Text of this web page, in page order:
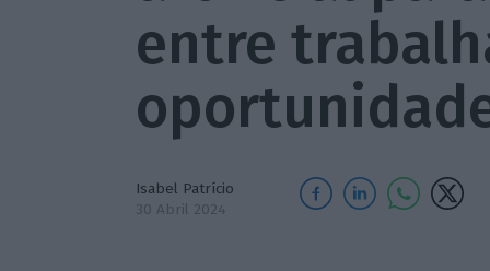
entre
Isabel Patrício
30 Abril 2024